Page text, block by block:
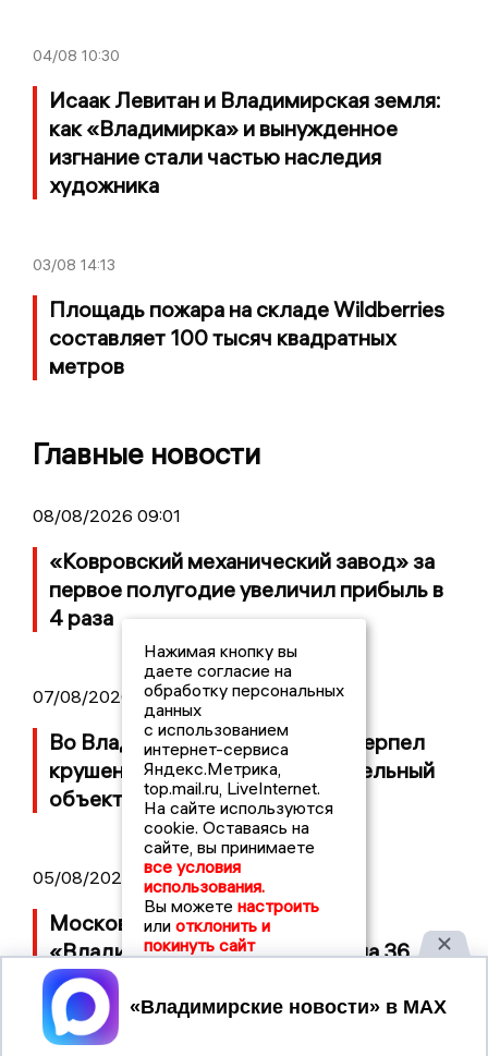
04/08 10:30
Исаак Левитан и Владимирская земля:
как «Владимирка» и вынужденное
изгнание стали частью наследия
художника
03/08 14:13
Площадь пожара на складе Wildberries
составляет 100 тысяч квадратных
метров
Главные новости
08/08/2026 09:01
«Ковровский механический завод» за
первое полугодие увеличил прибыль в
4 раза
07/08/2026 14:34
Во Владимирской области потерпел
крушение неопознанный летательный
объект
05/08/2026 08:30
Московский ЧОП подал иск к
«Владимирскому стандарту» на 36
миллионов рублей
Нажимая кнопку вы
даете согласие на
обработку персональных
данных
с использованием
интернет-сервиса
Яндекс.Метрика,
top.mail.ru, LiveInternet.
На сайте используются
cookie. Оставаясь на
сайте, вы принимаете
все условия
использования.
Вы можете настроить
или отклонить и
покинуть сайт
Принять